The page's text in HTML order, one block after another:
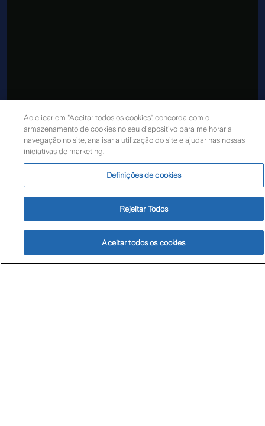
Ao clicar em "Aceitar todos os cookies", concorda com o
armazenamento de cookies no seu dispositivo para melhorar a
navegação no site, analisar a utilização do site e ajudar nas nossas
iniciativas de marketing.
Definições de cookies
Rejeitar Todos
Aceitar todos os cookies